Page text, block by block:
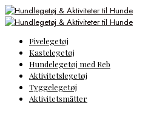
Pivelegetøj
Kastelegetøj
Hundelegetøj med Reb
Aktivitetslegetøj
Tyggelegetøj
Aktivitetsmåtter